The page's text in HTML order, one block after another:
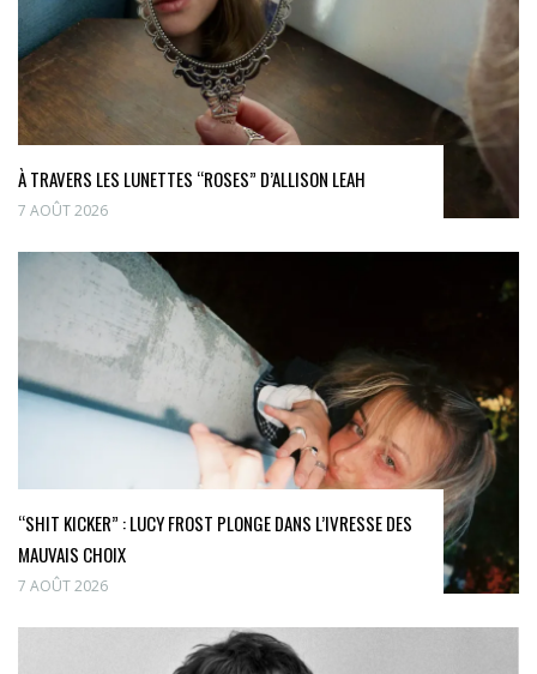
À TRAVERS LES LUNETTES “ROSES” D’ALLISON LEAH
7 AOÛT 2026
“SHIT KICKER” : LUCY FROST PLONGE DANS L’IVRESSE DES
MAUVAIS CHOIX
7 AOÛT 2026